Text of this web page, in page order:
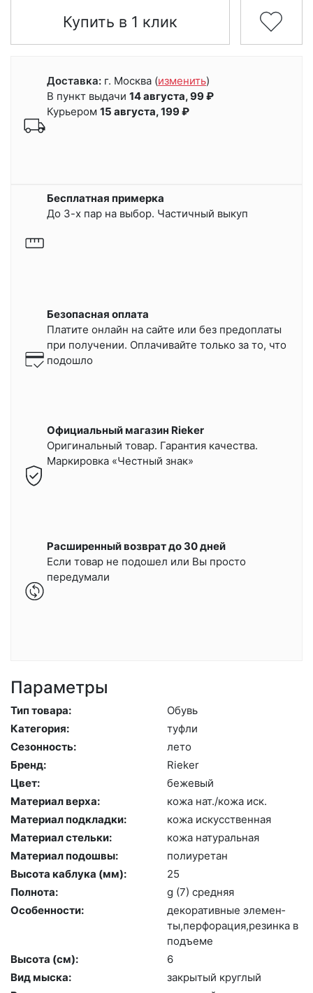
Купить в 1 клик
Доставка: г. Москва (изменить)
В пункт выдачи 14 августа, 99 ₽
Курьером 15 августа, 199 ₽
Бесплатная примерка
До 3-х пар на выбор. Частичный выкуп
Безопасная оплата
Платите онлайн на сайте или без предоплаты
при получении. Оплачивайте только за то, что
подошло
Официальный магазин Rieker
Оригинальный товар. Гарантия качества.
Маркировка «Честный знак»
Расширенный возврат до 30 дней
Если товар не подошел или Вы просто
передумали
Параметры
Тип товара:
Обувь
Категория:
туф­ли
Сезонность:
ле­то
Бренд:
Ri­eker
Цвет:
бе­жевый
Материал верха:
ко­жа нат./ко­жа иск.
Материал подкладки:
ко­жа ис­кусс­твен­ная
Материал стельки:
ко­жа на­тураль­ная
Материал подошвы:
по­ли­уре­тан
Высота каблука (мм):
25
Полнота:
g (7) сред­няя
Особенности:
де­кора­тив­ные эле­мен­
ты,пер­фо­рация,ре­зин­ка в
подъ­еме
Высота (cм):
6
Вид мыска:
зак­ры­тый круг­лый